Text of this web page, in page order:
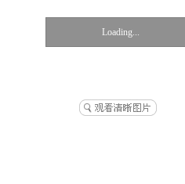
Loading...